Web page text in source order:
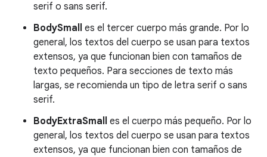
serif o sans serif.
BodySmall es el tercer cuerpo más grande. Por lo
general, los textos del cuerpo se usan para textos
extensos, ya que funcionan bien con tamaños de
texto pequeños. Para secciones de texto más
largas, se recomienda un tipo de letra serif o sans
serif.
BodyExtraSmall es el cuerpo más pequeño. Por lo
general, los textos del cuerpo se usan para textos
extensos, ya que funcionan bien con tamaños de